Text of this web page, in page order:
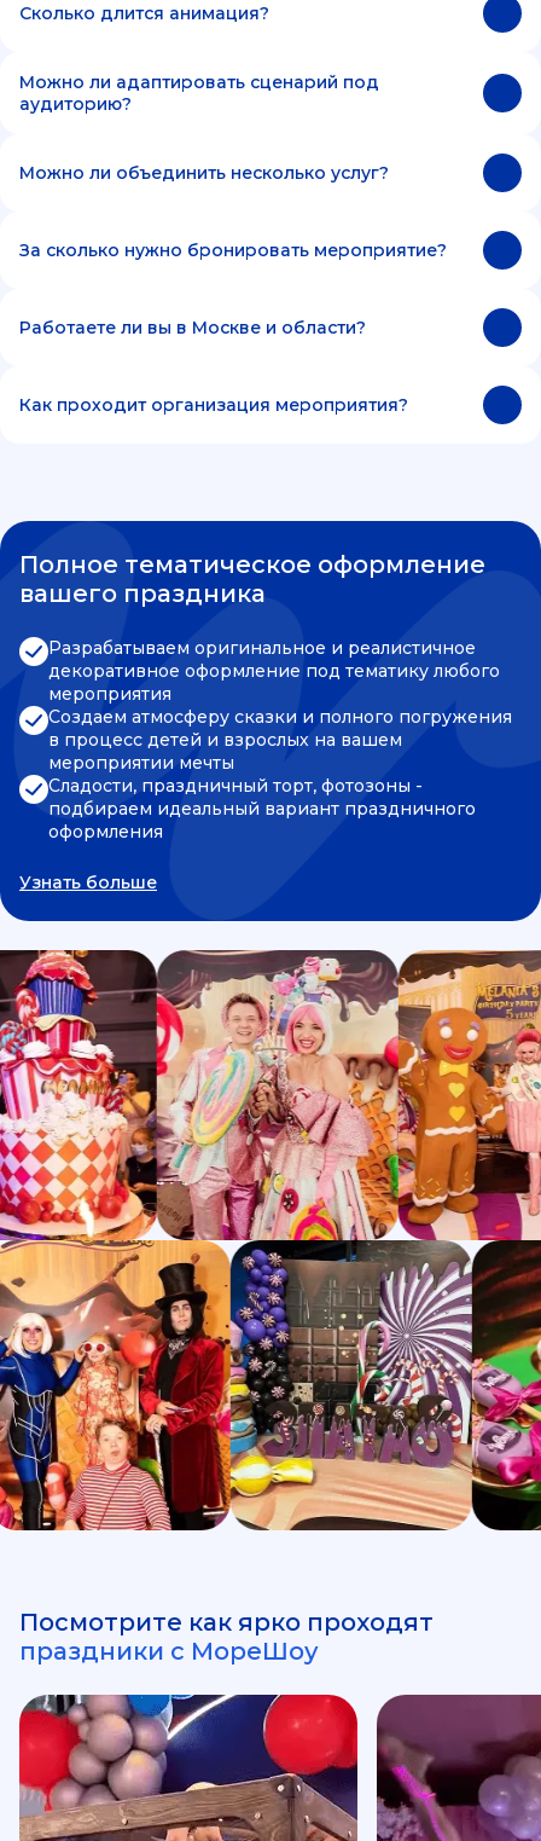
Сколько длится анимация?
Можно ли адаптировать сценарий под
аудиторию?
Можно ли объединить несколько услуг?
За сколько нужно бронировать мероприятие?
Работаете ли вы в Москве и области?
Как проходит организация мероприятия?
Полное тематическое оформление
вашего праздника
Разрабатываем оригинальное и реалистичное
декоративное оформление под тематику любого
мероприятия
Создаем атмосферу сказки и полного погружения
в процесс детей и взрослых на вашем
мероприятии мечты
Сладости, праздничный торт, фотозоны -
подбираем идеальный вариант праздничного
оформления
Узнать больше
Посмотрите как ярко проходят
праздники с МореШоу